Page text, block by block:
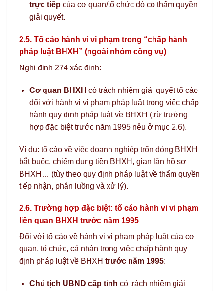
trực tiếpcủa cơ quan/tổ chức đó có thẩm quyền
giải quyết.
2.5. Tố cáo hành vi vi phạm trong “chấp hành
pháp luật BHXH” (ngoài nhóm công vụ)
Nghị định 274 xác định:
Cơ quan BHXH có trách nhiệm giải quyết tố cáo
đối với hành vi vi phạm pháp luật trong việc chấp
hành quy định pháp luật về BHXH (trừ trường
hợp đặc biệt trước năm 1995 nêu ở mục 2.6).
Ví dụ: tố cáo về việc doanh nghiệp trốn đóng BHXH
bắt buộc, chiếm dụng tiền BHXH, gian lận hồ sơ
BHXH… (tùy theo quy định pháp luật về thẩm quyền
tiếp nhận, phân luồng và xử lý).
2.6. Trường hợp đặc biệt: tố cáo hành vi vi phạm
liên quan BHXH trước năm 1995
Đối với tố cáo về hành vi vi phạm pháp luật của cơ
quan, tổ chức, cá nhân trong việc chấp hành quy
định pháp luật về BHXH trước năm 1995:
Chủ tịch UBND cấp tỉnh có trách nhiệm giải